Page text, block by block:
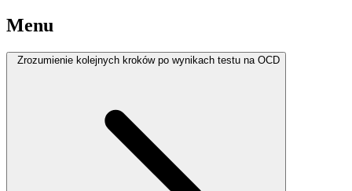
Menu
Zrozumienie kolejnych kroków po wynikach testu na OCD